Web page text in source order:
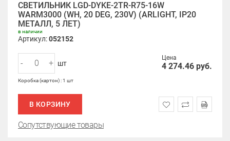
СВЕТИЛЬНИК LGD-DYKE-2TR-R75-16W
WARM3000 (WH, 20 DEG, 230V) (ARLIGHT, IP20
МЕТАЛЛ, 5 ЛЕТ)
в наличии
Артикул:052152
Цена
4 274.46 руб.
- + шт
Коробка (картон) : 1 шт
В КОРЗИНУ
Сопутствующие товары